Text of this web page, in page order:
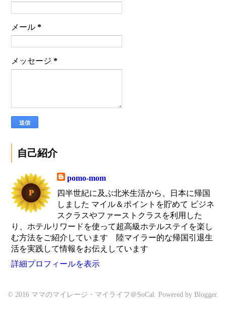
メール*
メッセージ*
自己紹介
pomo-mom
四半世紀に及ぶ北米生活から、日本に帰国
しました マイル＆ポイントを貯めて ビジネ
スクラスやファーストクラスを利用した
り、ホテルリワードを使って超高級ホテルステイを楽し
む方法をご紹介しています 陸マイラー的な帰国引退生
活を実践して情報をお伝えしています
詳細プロフィールを表示
© 2016 ママのマイレージ・マイライフ＠SoCal. Powered by Blogger.